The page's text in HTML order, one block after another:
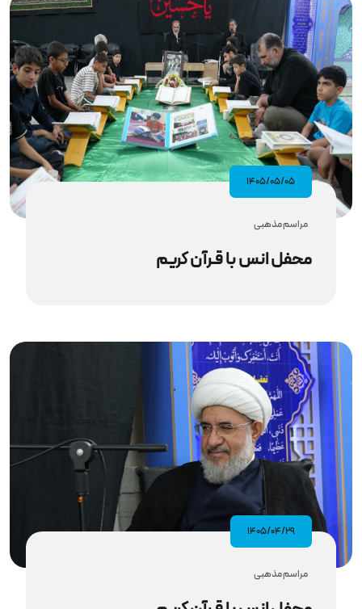
۱۴۰۵/۰۵/۰۵
مراسم مذهبى
محفل انس با قـرآن کریم
۱۴۰۵/۰۴/۲۹
مراسم مذهبى